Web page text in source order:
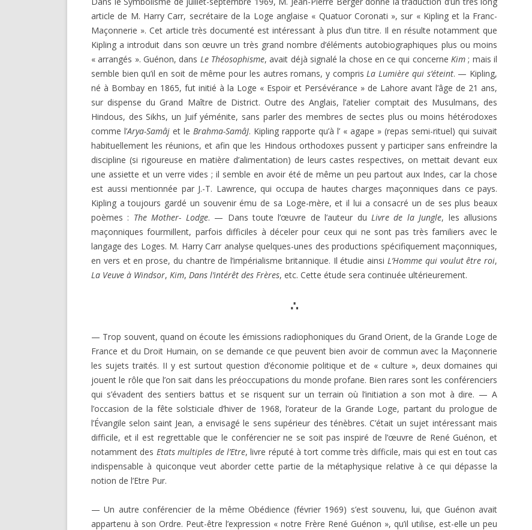
DEC 1970 2ÈME PARTIE
E.T. N° 421-422 SEPT- OCT-NOV-
DEC 1970 1ÈRE PARTIE
E.T. N° 418 MARS-AVRIL 1970
E.T. ANNEES 1968-1969
E.T. N° 416 NOVEMBRE –
DÉCEMBRE 1969- 2ÈME PARTIE
E.T. N° 416 NOVEMBRE –
DÉCEMBRE 1969- 1ÈRE PARTIE
E.T. N° 415 SEPTEMBRE-OCTOBRE
E.T. N° 414 JUILLET-AOÛT 1969
E.T. N° 412-413 MARS-AVRIL ET
MAI-JUIN 1969
E.T. N° 406-407-408. MARS À
AOÛT 1968
E.T. ANNEES 1966 – 1967
E.T. N° 404. NOVEMBRE-
DÉCEMBRE 1967
E.T. N° 400. MARS-AVRIL 1967
E.T. N° 399. JANVIER-FÉVRIER 1967
E.T. N°396-397 : 07-08 ET 09-10
E.T. ANNEES 1951 À 1953
E.T. N°304, DÉCEMBRE 1952
E.T. N° 303, OCTOBRE-NOVEMBRE
1952
E.T. N° 298, MARS 1952
E. T. Nº 292, JUIN 1951
E. T. Nº 291, AVRIL-MAI 1951
SAKUTEI-KI, OU LE LIVRE SECRET
DES JARDINS JAPONAIS
JACQUES PAUL, HISTOIRE
INTELLECTUELLE DE L’OCCIDENT
MÉDIÉVAL
JEAN RICHER, DELPHES, DÉLOS ET
LAMBSPRINCK, LA PIERRE
PHILOSOPHALE
VERNANT ET VIDAL-NAQUET.
MYTHE ET TRAGÉDIE EN GRÈCE
ANCIENNE
PERNÉTY. LES FABLES
ÉGYPTIENNES DÉVOILÉES
MAGISTER. MANUAL DEL
APRENDIZ.
MAGISTER. MANUAL DEL
COMPAÑERO.
MAGISTER. MANUAL DEL
MAESTRO.
MAGISTER. MANUAL DEL
MAESTRO SECRETO.
DU DIRECTOIRE.
DARKNESS VISIBLE PARTIE 1
COMPTE RENDU E.T. N° 500
LE RITUEL EN MAÇONNERIE
L’ARCHE VIVANTE DES SYMBOLES
RENÉ GUÉNON LIVRÉ À LA
MULTITUDE ( I ) : TÉMOIGNAGE ET
MISES EN GARDE
SUR UN ARTICLE DE VLT
article de M. Harry Carr, secrétaire de la Loge anglaise « Quatuor Coronati », sur « Kipling et la Franc-
Maçonnerie ». Cet article très documenté est intéressant à plus d’un titre. Il en résulte notamment que
Kipling a introduit dans son œuvre un très grand nombre d’éléments autobiographiques plus ou moins
« arrangés ». Guénon, dans Le Théosophisme, avait déjà signalé la chose en ce qui concerneKim ; mais il
semble bien qu’il en soit de même pour les autres romans, y comprisLa Lumière qui s’éteint. — Kipling,
né à Bombay en 1865, fut initié à la Loge « Espoir et Persévérance » de Lahore avant l’âge de 21 ans,
sur dispense du Grand Maître de District. Outre des Anglais, l’atelier comptait des Musulmans, des
Hindous, des Sikhs, un Juif yéménite, sans parler des membres de sectes plus ou moins hétérodoxes
comme l’Arya-Samâj et leBrahma-SamâJ. Kipling rapporte qu’à l’ « agape » (repas semi-rituel) qui suivait
habituellement les réunions, et afin que les Hindous orthodoxes pussent y participer sans enfreindre la
discipline (si rigoureuse en matière d’alimentation) de leurs castes respectives, on mettait devant eux
une assiette et un verre vides ; il semble en avoir été de même un peu partout aux Indes, car la chose
est aussi mentionnée par J.-T. Lawrence, qui occupa de hautes charges maçonniques dans ce pays.
Kipling a toujours gardé un souvenir ému de sa Loge-mère, et il lui a consacré un de ses plus beaux
poèmes : The Mother- Lodge. — Dans toute l’œuvre de l’auteur duLivre de la Jungle, les allusions
maçonniques fourmillent, parfois difficiles à déceler pour ceux qui ne sont pas très familiers avec le
langage des Loges. M. Harry Carr analyse quelques-unes des productions spécifiquement maçonniques,
en vers et en prose, du chantre de l’impérialisme britannique. Il étudie ainsiL’Homme qui voulut être roi,
La Veuve à Windsor, Kim, Dans l’intérêt des Frères, etc. Cette étude sera continuée ultérieurement.
∴
— Trop souvent, quand on écoute les émissions radiophoniques du Grand Orient, de la Grande Loge de
France et du Droit Humain, on se demande ce que peuvent bien avoir de commun avec la Maçonnerie
les sujets traités. II y est surtout question d’économie politique et de « culture », deux domaines qui
jouent le rôle que l’on sait dans les préoccupations du monde profane. Bien rares sont les conférenciers
qui s’évadent des sentiers battus et se risquent sur un terrain où l’initiation a son mot à dire. — A
l’occasion de la fête solsticiale d’hiver de 1968, l’orateur de la Grande Loge, partant du prologue de
l’Évangile selon saint Jean, a envisagé le sens supérieur des ténèbres. C’était un sujet intéressant mais
difficile, et il est regrettable que le conférencier ne se soit pas inspiré de l’œuvre de René Guénon, et
notamment des Etats multiples de l’Etre, livre réputé à tort comme très difficile, mais qui est en tout cas
indispensable à quiconque veut aborder cette partie de la métaphysique relative à ce qui dépasse la
notion de l’Etre Pur.
— Un autre conférencier de la même Obédience (février 1969) s’est souvenu, lui, que Guénon avait
appartenu à son Ordre. Peut-être l’expression « notre Frère René Guénon », qu’il utilise, est-elle un peu